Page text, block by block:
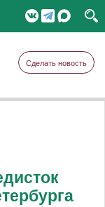
Сделать новость